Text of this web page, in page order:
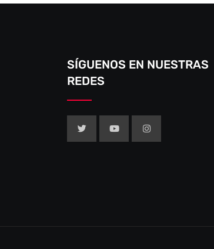
SÍGUENOS EN NUESTRAS
REDES